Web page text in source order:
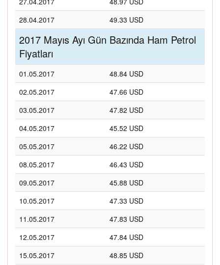
28.04.2017
49.33 USD
2017 Mayıs Ayı Gün Bazında Ham Petrol
Fiyatları
01.05.2017
48.84 USD
02.05.2017
47.66 USD
03.05.2017
47.82 USD
04.05.2017
45.52 USD
05.05.2017
46.22 USD
08.05.2017
46.43 USD
09.05.2017
45.88 USD
10.05.2017
47.33 USD
11.05.2017
47.83 USD
12.05.2017
47.84 USD
15.05.2017
48.85 USD